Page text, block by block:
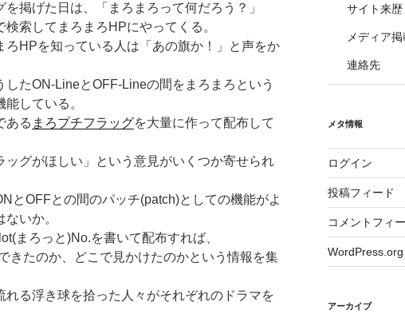
掲げた日は、「まろまろって何だろう？」
索してまろまろHPにやってくる。
ろHPを知っている人は「あの旗か！」と声をか
したON-LineとOFF-Lineの間をまろまろという
している。
ある まろプチフラッグを大量に作って配布して
ッグがほしい」という意見がいくつか寄せられ
とOFFとの間のパッチ(patch)としての機能がよ
いか。
まろっと)No.を書いて配布すれば、
きたのか、どこで見かけたのかという情報を集
れる浮き球を拾った人々がそれぞれのドラマを
サイト来歴
メディア
連絡先
メタ情報
ログイン
投稿フィード
コメントフィ
WordPress.org
アーカイブ